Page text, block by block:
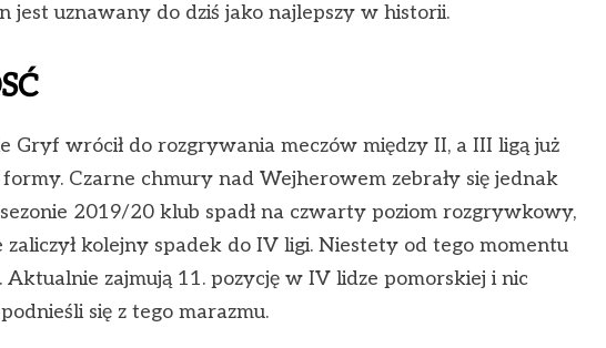
jest uznawany do dziś jako najlepszy w historii.
Gryf wrócił do rozgrywania meczów między II, a III ligą już
Czarne chmury nad Wejherowem zebrały się jednak
2019/20 klub spadł na czwarty poziom rozgrywkowy,
zaliczył kolejny spadek do IV ligi. Niestety od tego momentu
Aktualnie zajmują 11. pozycję w IV lidze pomorskiej i nic
się z tego marazmu.